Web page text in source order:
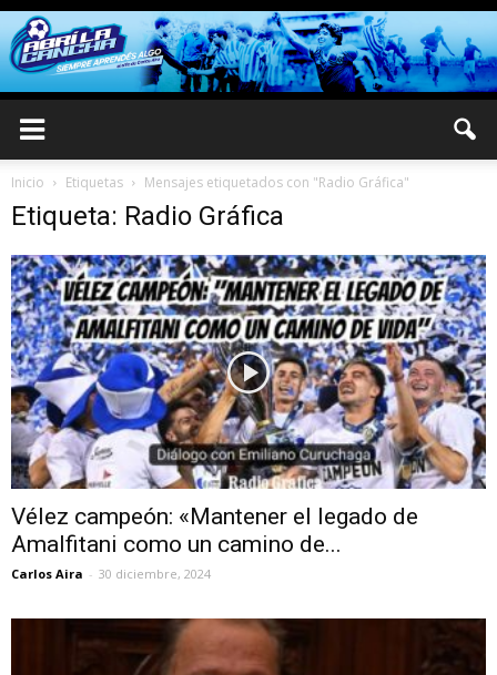
Inicio Etiquetas Mensajes etiquetados con "Radio Gráfica"
Etiqueta: Radio Gráfica
Vélez campeón: «Mantener el legado de
Amalfitani como un camino de...
Carlos Aira - 30 diciembre, 2024